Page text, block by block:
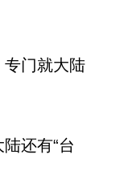
专门就大陆
还有“台